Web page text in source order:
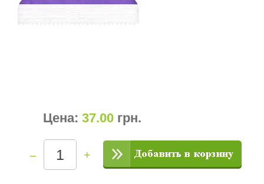
Цена: 37.00 грн.
– +